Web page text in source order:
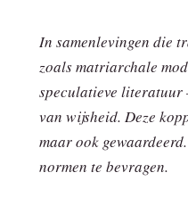
In samenlevingen die
zoals matriarchale
speculatieve literatuur
van wijsheid. Deze
maar ook
normen te bevragen.